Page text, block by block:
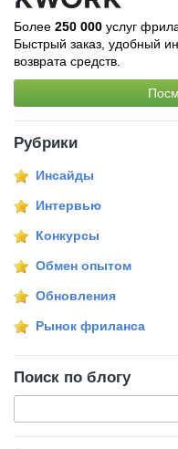
Более 250 000 услуг
Быстрый заказ, удобный
возврата средств.
Рубрики
Инсайды
Интервью
Конкурсы
Обмен опытом
Обновления
Рынок фриланса
Поиск по блогу